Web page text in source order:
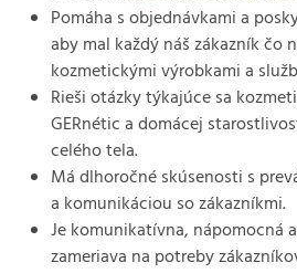
Pomáha s objednávkami a
aby mal každý náš zákazník čo
kozmetickými výrobkami a
Rieši otázky týkajúce sa
GERnétic a domácej
celého tela.
Má dlhoročné skúsenosti s
a komunikáciou so zákazníkmi.
Je komunikatívna, nápomocná
zameriava na potreby